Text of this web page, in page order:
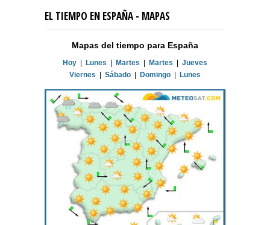
EL TIEMPO EN ESPAÑA - MAPAS
Mapas del tiempo para España
Hoy Lunes Martes Martes
Jueves
Viernes
Sábado Domingo Lunes